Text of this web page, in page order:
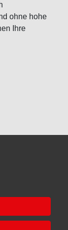
ohne hohe
Ihre